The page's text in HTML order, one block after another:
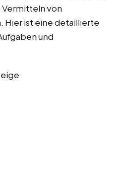
Vermitteln von
Hier ist eine detaillierte
und